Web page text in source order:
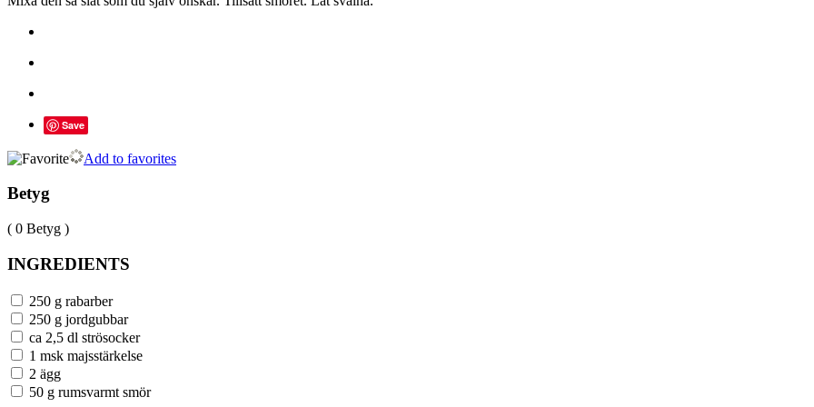
Save
Add to favorites
Betyg
( 0 Betyg )
INGREDIENTS
250 g rabarber
250 g jordgubbar
ca 2,5 dl strösocker
1 msk majsstärkelse
2 ägg
50 g rumsvarmt smör